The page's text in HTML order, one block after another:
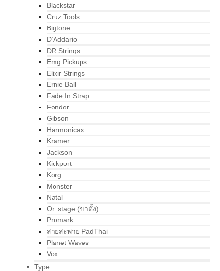
Blackstar
Cruz Tools
Bigtone
D’Addario
DR Strings
Emg Pickups
Elixir Strings
Ernie Ball
Fade In Strap
Fender
Gibson
Harmonicas
Kramer
Jackson
Kickport
Korg
Monster
Natal
On stage (ขาตั้ง)
Promark
สายสะพาย PadThai
Planet Waves
Vox
Type